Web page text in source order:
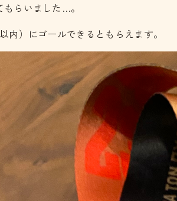
らいました…。
内）にゴールできるともらえます。